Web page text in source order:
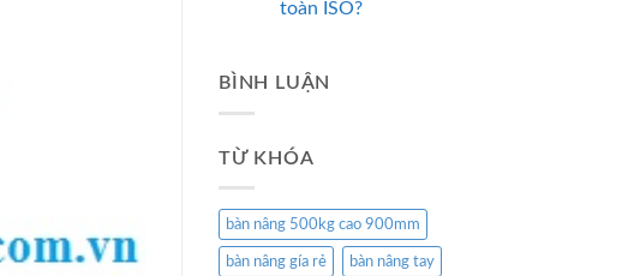
toàn ISO?
BÌNH LUẬN
TỪ KHÓA
bàn nâng 500kg cao 900mm
bàn nâng gía rẻ bàn nâng tay